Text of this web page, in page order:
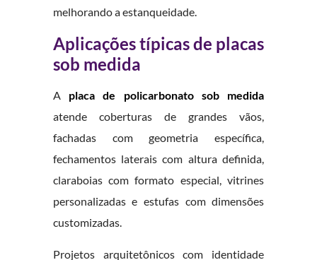
melhorando a estanqueidade.
Aplicações típicas de placas
sob medida
A placa de policarbonato sob medida
atende coberturas de grandes vãos,
fachadas com geometria específica,
fechamentos laterais com altura definida,
claraboias com formato especial, vitrines
personalizadas e estufas com dimensões
customizadas.
Projetos arquitetônicos com identidade